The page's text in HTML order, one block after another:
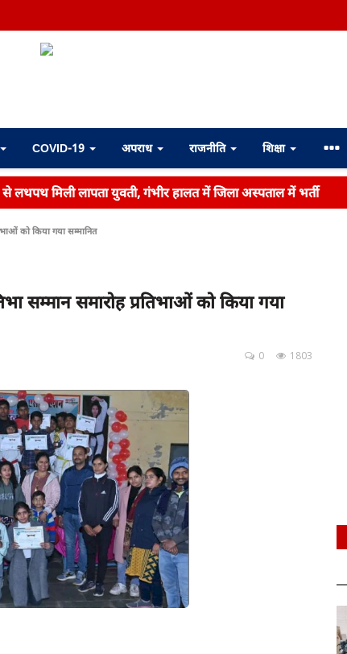
COVID-19 अपराध राजनीति शिक्षा
से लथपथ मिली लापता युवती, गंभीर हालत में जिला अस्पताल में भर्ती
को किया गया सम्मानित
सम्मान समारोह प्रतिभाओं को किया गया
1803
0